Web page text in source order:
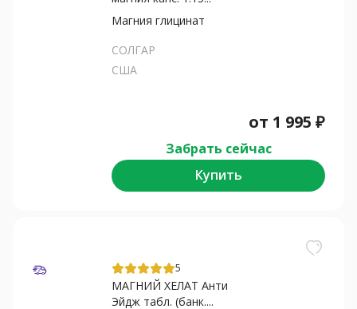
Магния глицинат
СОЛГАР
США
от 1 995 ₽
Забрать сейчас
Купить
5
МАГНИЙ ХЕЛАТ Анти
Эйдж табл. (банк....